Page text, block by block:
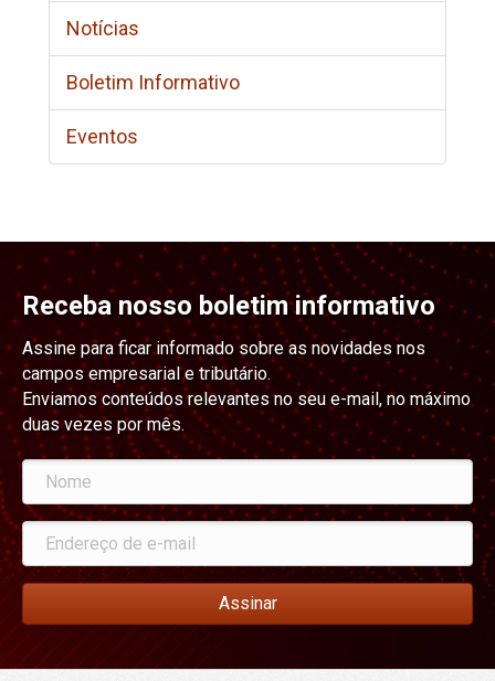
Notícias
Boletim Informativo
Eventos
Receba nosso boletim informativo
Assine para ficar informado sobre as novidades nos
campos empresarial e tributário.
Enviamos conteúdos relevantes no seu e-mail, no máximo
duas vezes por mês.
Assinar